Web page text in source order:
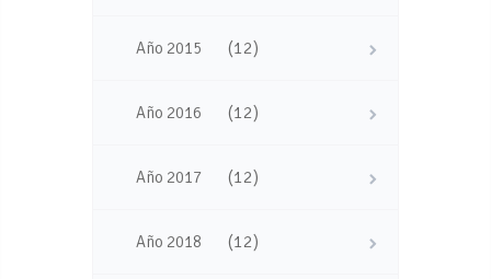
Año 2015 (12)
Año 2016 (12)
Año 2017 (12)
Año 2018 (12)